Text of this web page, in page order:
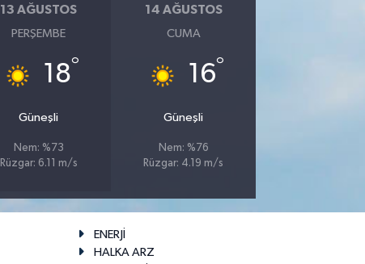
13 AĞUSTOS
PERŞEMBE
18°
Güneşli
Nem: %73
Rüzgar: 6.11 m/s
14 AĞUSTOS
CUMA
16°
Güneşli
Nem: %76
Rüzgar: 4.19 m/s
ENERJİ
HALKA ARZ